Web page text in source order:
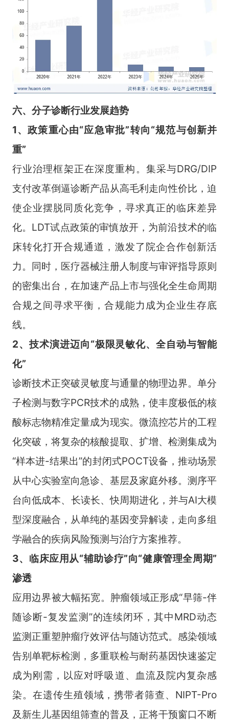
六、分子诊断行业发展趋势
1、政策重心由“应急审批”转向“规范与创新并
重”
行业治理框架正在深度重构。集采与DRG/DIP
支付改革倒逼诊断产品从高毛利走向性价比，迫
使企业摆脱同质化竞争，寻求真正的临床差异
化。LDT试点政策的审慎放开，为前沿技术的临
床转化打开合规通道，激发了院企合作创新活
力。同时，医疗器械注册人制度与审评指导原则
的密集出台，在加速产品上市与强化全生命周期
合规之间寻求平衡，合规能力成为企业生存底
线。
2、技术演进迈向“极限灵敏化、全自动与智能
化”
诊断技术正突破灵敏度与通量的物理边界。单分
子检测与数字PCR技术的成熟，使丰度极低的核
酸标志物精准定量成为现实。微流控芯片的工程
化突破，将复杂的核酸提取、扩增、检测集成为
“样本进-结果出”的封闭式POCT设备，推动场景
从中心实验室向急诊、基层及家庭外移。测序平
台向低成本、长读长、快周期进化，并与AI大模
型深度融合，从单纯的基因变异解读，走向多组
学融合的疾病风险预测与治疗方案推荐。
3、临床应用从“辅助诊疗”向“健康管理全周期”
渗透
应用边界被大幅拓宽。肿瘤领域正形成“早筛-伴
随诊断-复发监测”的连续闭环，其中MRD动态
监测正重塑肿瘤疗效评估与随访范式。感染领域
告别单靶标检测，多重联检与耐药基因快速鉴定
成为刚需，以应对呼吸道、血流及院内复杂感
染。在遗传生殖领域，携带者筛查、NIPT-Pro
及新生儿基因组筛查的普及，正将干预窗口不断